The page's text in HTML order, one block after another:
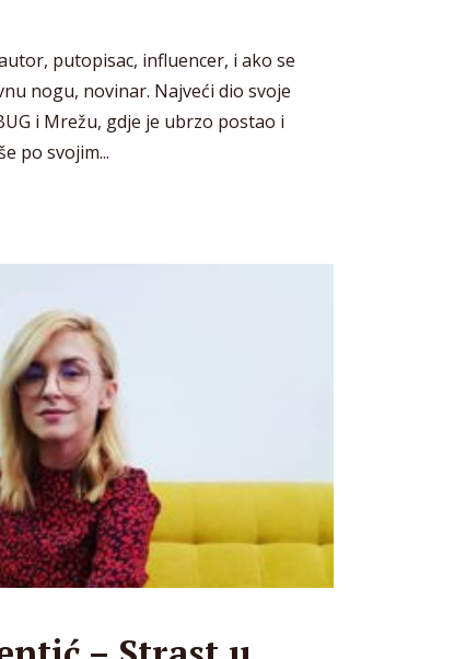
putopisac, influencer, i ako se
nogu, novinar. Najveći dio svoje
i Mrežu, gdje je ubrzo postao i
po svojim...